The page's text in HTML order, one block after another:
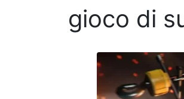
gioco di